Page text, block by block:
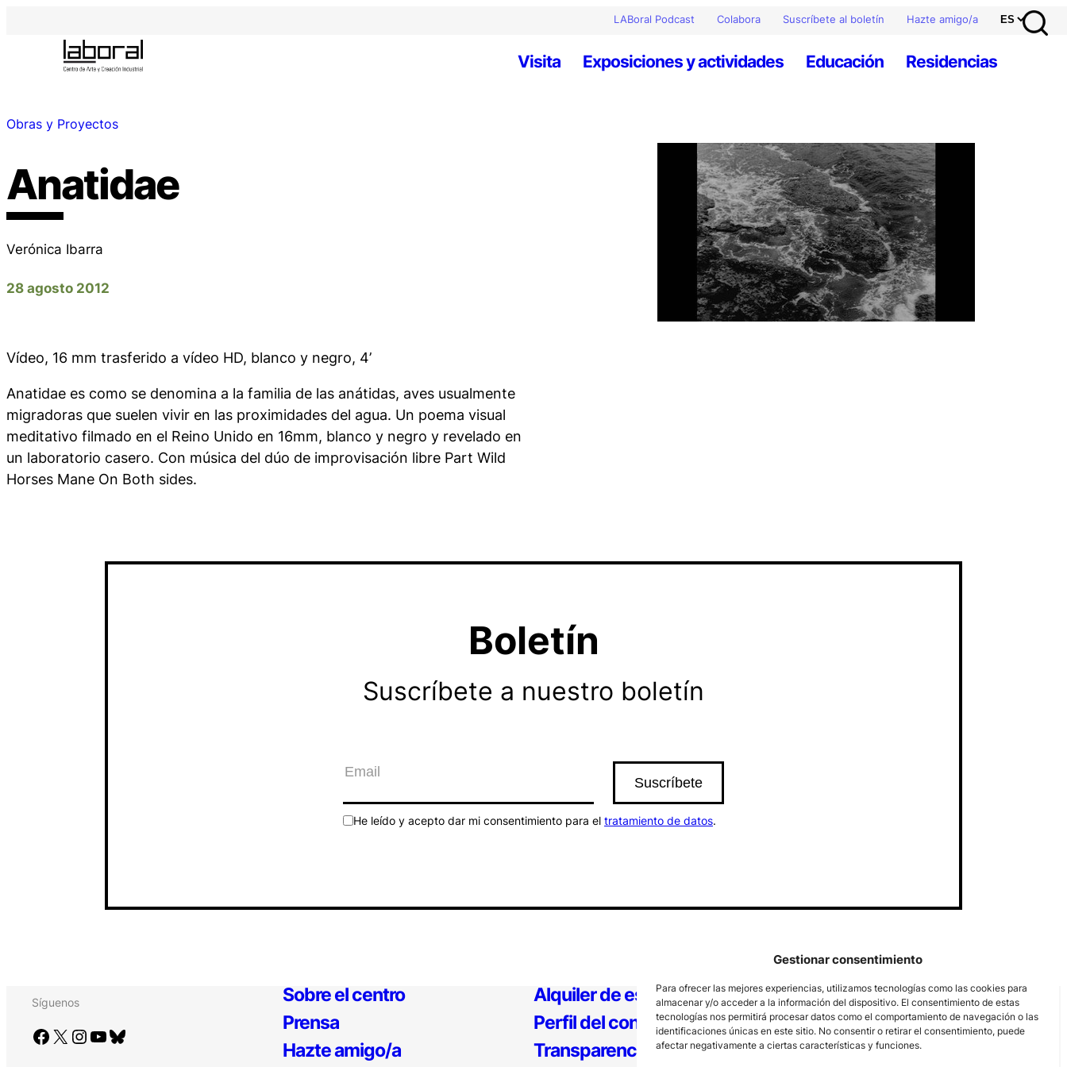
Gestionar consentimiento
Para ofrecer las mejores experiencias, utilizamos tecnologías como las cookies para
almacenar y/o acceder a la información del dispositivo. El consentimiento de estas
tecnologías nos permitirá procesar datos como el comportamiento de navegación o las
identificaciones únicas en este sitio. No consentir o retirar el consentimiento, puede
afectar negativamente a ciertas características y funciones.
LABoral Podcast Colabora Suscríbete al boletín Hazte amigo/a
Visita Exposiciones y actividades Educación Residencias
Obras y Proyectos
Anatidae
Verónica Ibarra
28 agosto 2012
Vídeo, 16 mm trasferido a vídeo HD, blanco y negro, 4’
Anatidae es como se denomina a la familia de las anátidas, aves usualmente
migradoras que suelen vivir en las proximidades del agua. Un poema visual
meditativo filmado en el Reino Unido en 16mm, blanco y negro y revelado en
un laboratorio casero. Con música del dúo de improvisación libre Part Wild
Horses Mane On Both sides.
Boletín
Suscríbete a nuestro boletín
He leído y acepto dar mi consentimiento para el tratamiento de datos.
Síguenos
Facebook X Instagram YouTube Bluesky
Sobre el centro
Prensa
Hazte amigo/a
Alquiler de espacios
Perfil del contratante
Transparencia